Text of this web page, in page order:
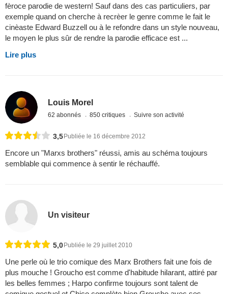
fèroce parodie de western! Sauf dans des cas particuliers, par
exemple quand on cherche à recrèer le genre comme le fait le
cinèaste Edward Buzzell ou à le refondre dans un style nouveau,
le moyen le plus sûr de rendre la parodie efficace est ...
Lire plus
Louis Morel
62 abonnés 850 critiques Suivre son activité
3,5Publiée le 16 décembre 2012
Encore un "Marxs brothers" réussi, amis au schéma toujours
semblable qui commence à sentir le réchauffé.
Un visiteur
5,0 Publiée le 29 juillet 2010
Une perle où le trio comique des Marx Brothers fait une fois de
plus mouche ! Groucho est comme d'habitude hilarant, attiré par
les belles femmes ; Harpo confirme toujours sont talent de